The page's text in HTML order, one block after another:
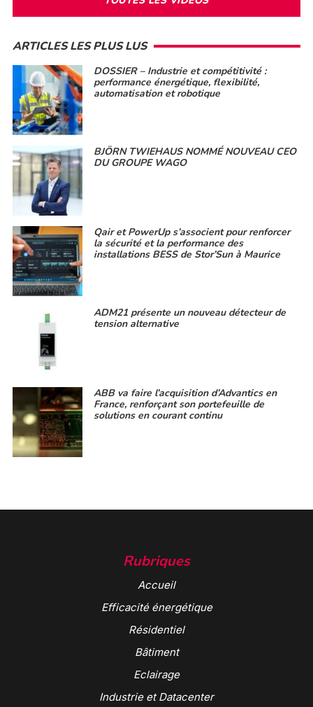
ARTICLES LES PLUS LUS
DOSSIER – Industrie et compétitivité :
performance énergétique, flexibilité,
automatisation et robotique
BJÖRN TWIEHAUS NOMMÉ NOUVEAU CEO
DU GROUPE WAGO
Qair et PowerUp s’associent pour renforcer
la sécurité et la performance des
installations BESS de Stor’Sun à Maurice
ADM21 présente un nouveau détecteur de
tension alternative
ABB va faire l’acquisition d’Advantics en
France, renforçant son portefeuille de
solutions en courant continu
Rubriques
Accueil
Efficacité énergétique
Résidentiel
Bâtiment
Eclairage
Industrie et Datacenter